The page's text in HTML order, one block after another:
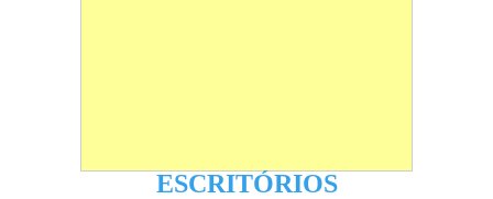
ESCRITÓRIOS